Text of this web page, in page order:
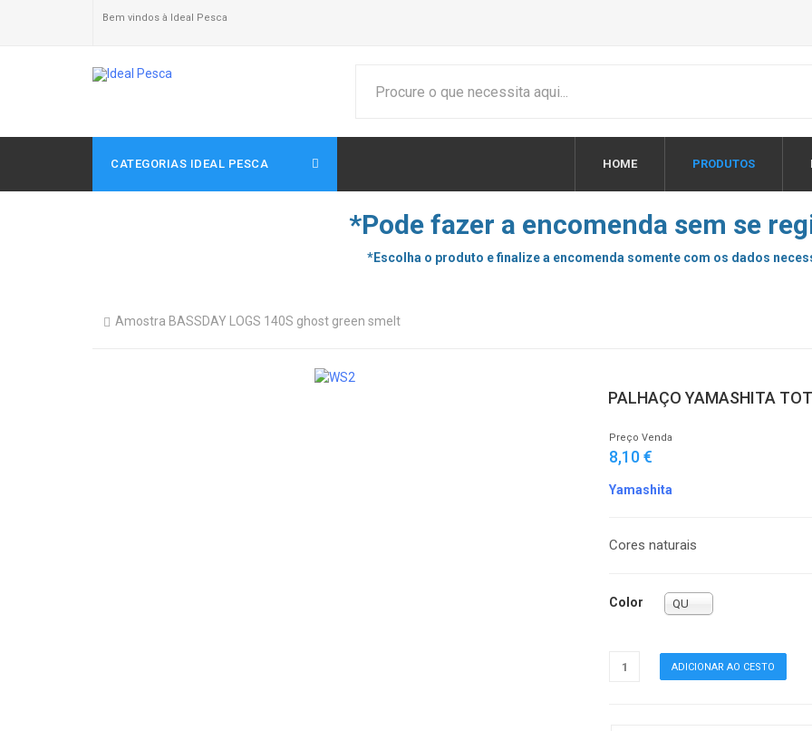
Bem vindos à Ideal Pesca
CATEGORIAS IDEAL PESCA HOME PRODUTOS
*Pode fazer a encomenda sem se
*Escolha o produto e finalize a encomenda somente com os dados
Amostra BASSDAY LOGS 140S ghost green smelt
PALHAÇO YAMASHITA
Preço Venda
8,10 €
Yamashita
Cores naturais
Color QU